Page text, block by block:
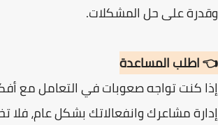
وقدرة على حل المشكلات.
👈 اطلب المساعدة
إذا كنت تواجه صعوبات في التعامل مع
إدارة مشاعرك وانفعالاتك بشكل عام،